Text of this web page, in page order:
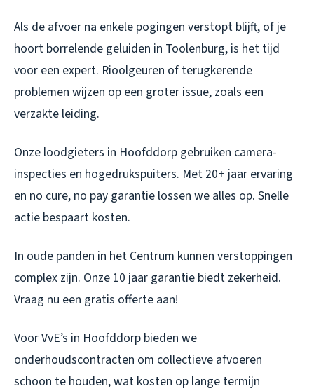
Als de afvoer na enkele pogingen verstopt blijft, of je
hoort borrelende geluiden in Toolenburg, is het tijd
voor een expert. Rioolgeuren of terugkerende
problemen wijzen op een groter issue, zoals een
verzakte leiding.
Onze loodgieters in Hoofddorp gebruiken camera-
inspecties en hogedrukspuiters. Met 20+ jaar ervaring
en no cure, no pay garantie lossen we alles op. Snelle
actie bespaart kosten.
In oude panden in het Centrum kunnen verstoppingen
complex zijn. Onze 10 jaar garantie biedt zekerheid.
Vraag nu een gratis offerte aan!
Voor VvE’s in Hoofddorp bieden we
onderhoudscontracten om collectieve afvoeren
schoon te houden, wat kosten op lange termijn